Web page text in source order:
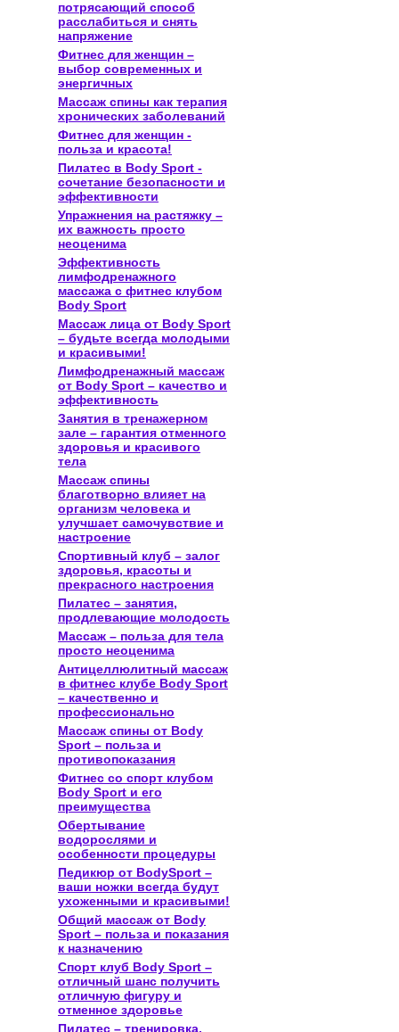
потрясающий способ
расслабиться и снять
напряжение
Фитнес для женщин –
выбор современных и
энергичных
Массаж спины как терапия
хронических заболеваний
Фитнес для женщин -
польза и красота!
Пилатес в Body Sport -
сочетание безопасности и
эффективности
Упражнения на растяжку –
их важность просто
неоценима
Эффективность
лимфодренажного
массажа с фитнес клубом
Body Sport
Массаж лица от Body Sport
– будьте всегда молодыми
и красивыми!
Лимфодренажный массаж
от Body Sport – качество и
эффективность
Занятия в тренажерном
зале – гарантия отменного
здоровья и красивого
тела
Массаж спины
благотворно влияет на
организм человека и
улучшает самочувствие и
настроение
Спортивный клуб – залог
здоровья, красоты и
прекрасного настроения
Пилатес – занятия,
продлевающие молодость
Массаж – польза для тела
просто неоценима
Антицеллюлитный массаж
в фитнес клубе Body Sport
– качественно и
профессионально
Массаж спины от Body
Sport – польза и
противопоказания
Фитнес со спорт клубом
Body Sport и его
преимущества
Обертывание
водорослями и
особенности процедуры
Педикюр от BodySport –
ваши ножки всегда будут
ухоженными и красивыми!
Общий массаж от Body
Sport – польза и показания
к назначению
Спорт клуб Body Sport –
отличный шанс получить
отличную фигуру и
отменное здоровье
Пилатес – тренировка,